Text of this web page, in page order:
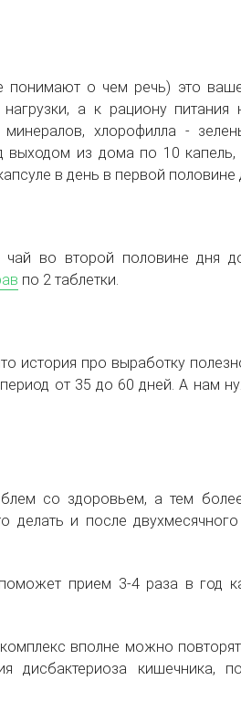
понимают о чем речь) это
а к рациону питания
хлорофилла -
выходом из дома по 10
в день в первой половине
во второй половине дня
по 2 таблетки.
история про выработку
от 35 до 60 дней. А нам
со здоровьем, а тем
делать и после
прием 3-4 раза в год
вполне можно
дисбактериоза кишечника,